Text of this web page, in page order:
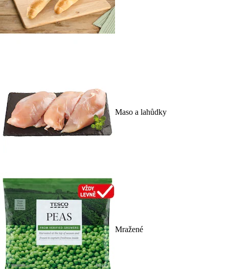
Maso a lahůdky
Mražené